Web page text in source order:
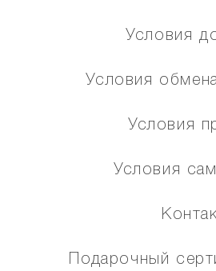
Условия
Условия
Условия
Условия
Подарочный